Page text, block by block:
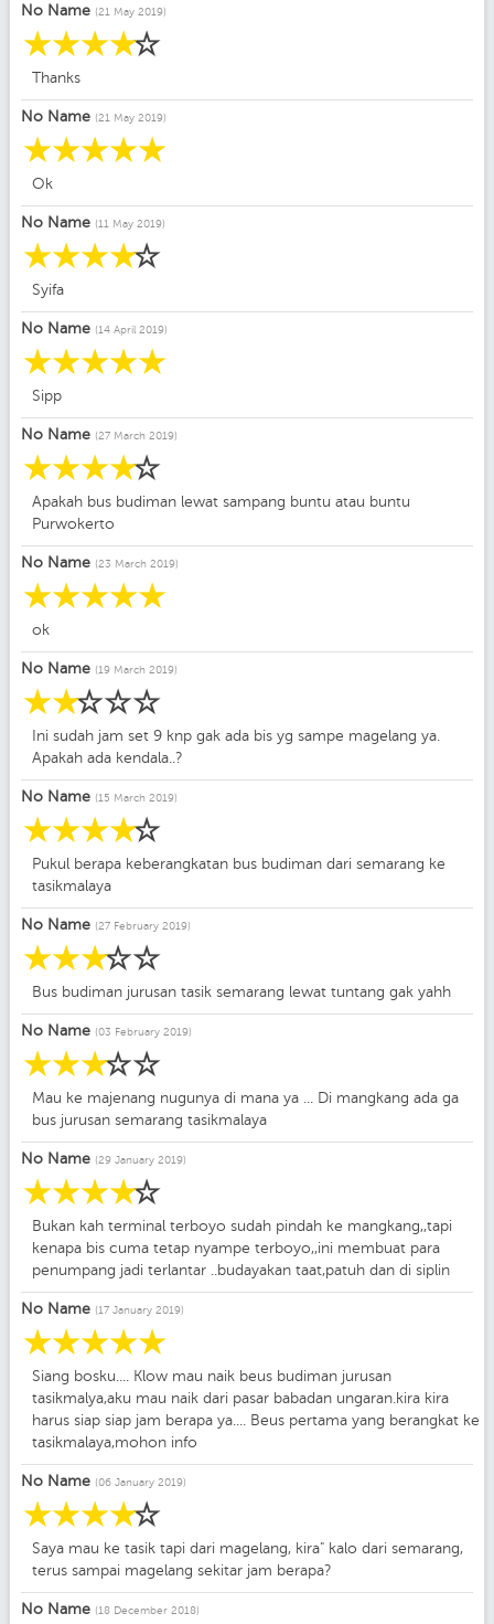
No Name (21 May 2019)
☆
☆
☆
☆
☆
Thanks
No Name (21 May 2019)
☆
☆
☆
☆
☆
Ok
No Name (11 May 2019)
☆
☆
☆
☆
☆
Syifa
No Name (14 April 2019)
☆
☆
☆
☆
☆
Sipp
No Name (27 March 2019)
☆
☆
☆
☆
☆
Apakah bus budiman lewat sampang buntu atau buntu
Purwokerto
No Name (23 March 2019)
☆
☆
☆
☆
☆
ok
No Name (19 March 2019)
☆
☆
☆
☆
☆
Ini sudah jam set 9 knp gak ada bis yg sampe magelang ya.
Apakah ada kendala..?
No Name (15 March 2019)
☆
☆
☆
☆
☆
Pukul berapa keberangkatan bus budiman dari semarang ke
tasikmalaya
No Name (27 February 2019)
☆
☆
☆
☆
☆
Bus budiman jurusan tasik semarang lewat tuntang gak yahh
No Name (03 February 2019)
☆
☆
☆
☆
☆
Mau ke majenang nugunya di mana ya ... Di mangkang ada ga
bus jurusan semarang tasikmalaya
No Name (29 January 2019)
☆
☆
☆
☆
☆
Bukan kah terminal terboyo sudah pindah ke mangkang,,tapi
kenapa bis cuma tetap nyampe terboyo,,ini membuat para
penumpang jadi terlantar ..budayakan taat,patuh dan di siplin
No Name (17 January 2019)
☆
☆
☆
☆
☆
Siang bosku.... Klow mau naik beus budiman jurusan
tasikmalya,aku mau naik dari pasar babadan ungaran.kira kira
harus siap siap jam berapa ya.... Beus pertama yang berangkat ke
tasikmalaya,mohon info
No Name (06 January 2019)
☆
☆
☆
☆
☆
Saya mau ke tasik tapi dari magelang, kira" kalo dari semarang,
terus sampai magelang sekitar jam berapa?
No Name (18 December 2018)